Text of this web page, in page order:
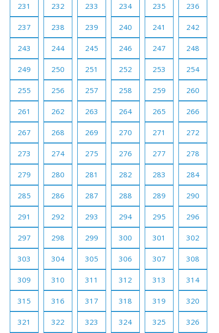
231 232 233 234 235 236
237 238 239 240 241 242
243 244 245 246 247 248
249 250 251 252 253 254
255 256 257 258 259 260
261 262 263 264 265 266
267 268 269 270 271 272
273 274 275 276 277 278
279 280 281 282 283 284
285 286 287 288 289 290
291 292 293 294 295 296
297 298 299 300 301 302
303 304 305 306 307 308
309 310 311 312 313 314
315 316 317 318 319 320
321 322 323 324 325 326